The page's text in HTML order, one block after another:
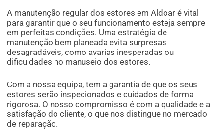
A manutenção regular dos estores em Aldoar é vital
para garantir que o seu funcionamento esteja sempre
em perfeitas condições. Uma estratégia de
manutenção bem planeada evita surpresas
desagradáveis, como avarias inesperadas ou
dificuldades no manuseio dos estores.
Com a nossa equipa, tem a garantia de que os seus
estores serão inspecionados e cuidados de forma
rigorosa. O nosso compromisso é com a qualidade e a
satisfação do cliente, o que nos distingue no mercado
de reparação.